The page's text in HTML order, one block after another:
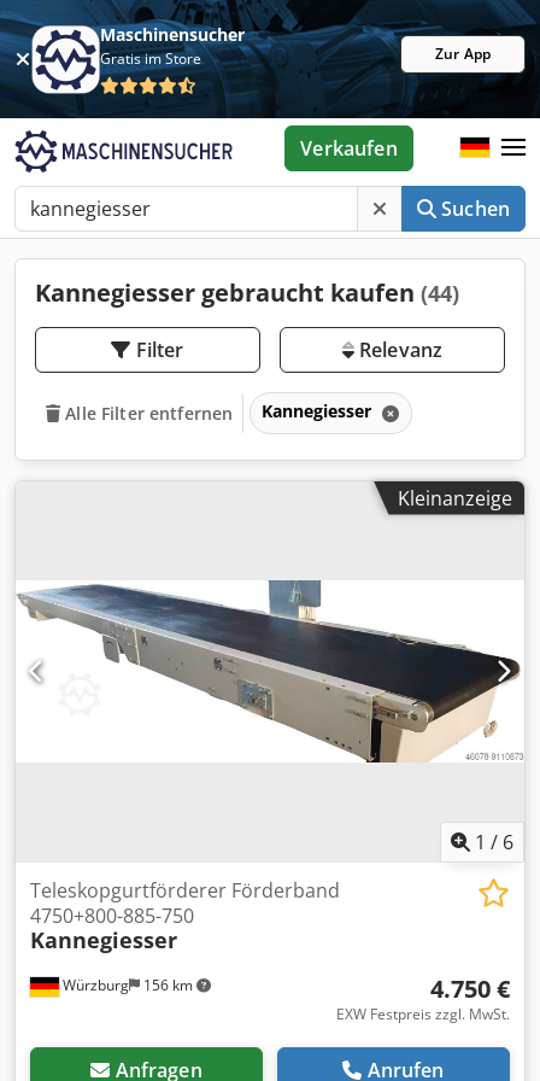
Maschinensucher
Gratis im Store Zur App
Suchen
Verkaufen
Kannegiesser gebraucht kaufen (44)
Filter Relevanz
Alle Filter entfernen Kannegiesser
Kleinanzeige
1 / 6
Würzburg 156 km
Teleskopgurtförderer Förderband
4750+800-885-750
Kannegiesser
4.750 €
EXW Festpreis zzgl. MwSt.
Anfragen Anrufen